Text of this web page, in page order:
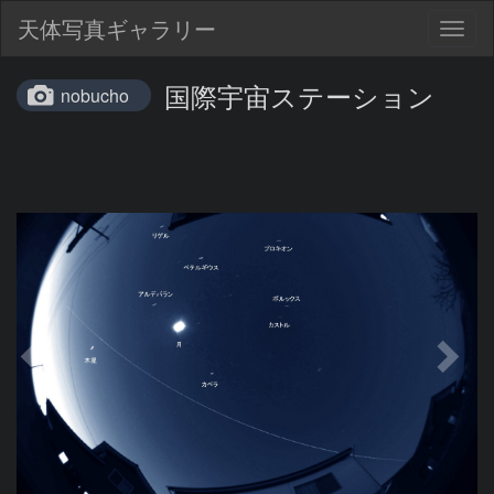
天体写真ギャラリー
nobucho 国際宇宙ステーション